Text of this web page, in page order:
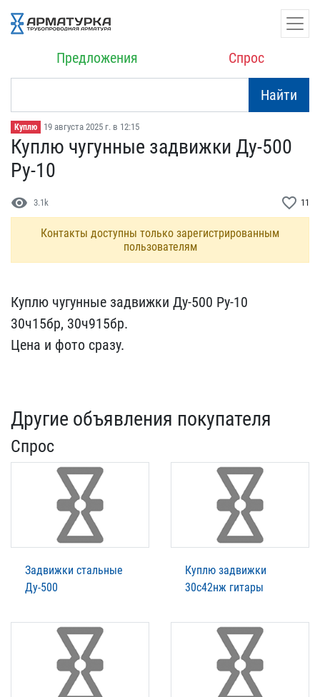
Предложения Спрос
Найти
Куплю 19 августа 2025 г. в 12:15
Куплю чугунные задвижки ​Ду-500
Ру-10
visibility 3.1k favorite_border 11
Контакты доступны только зарегистрированным
пользователям
Куплю чугунные задвижки ​Ду-500 Ру-10
30ч15бр, 30​ч915бр.
Цена и фото сраз​у.
Другие объявления покупателя
Спрос
Задвижки стальные
Ду-500
Куплю задвижки
30с42нж гитары